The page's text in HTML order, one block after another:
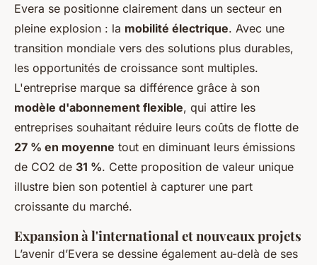
Evera se positionne clairement dans un secteur en
pleine explosion : la mobilité électrique. Avec une
transition mondiale vers des solutions plus durables,
les opportunités de croissance sont multiples.
L'entreprise marque sa différence grâce à son
modèle d'abonnement flexible, qui attire les
entreprises souhaitant réduire leurs coûts de flotte de
27 % en moyenne tout en diminuant leurs émissions
de CO2 de 31 %. Cette proposition de valeur unique
illustre bien son potentiel à capturer une part
croissante du marché.
Expansion à l'international et nouveaux projets
L’avenir d’Evera se dessine également au-delà de ses